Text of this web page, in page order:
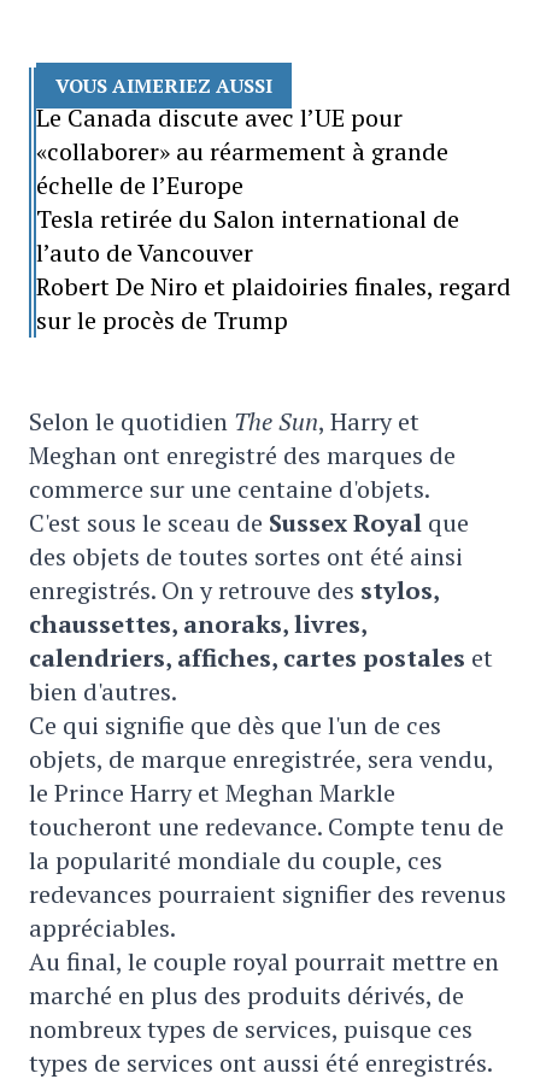
VOUS AIMERIEZ AUSSI
Le Canada discute avec l’UE pour
«collaborer» au réarmement à grande
échelle de l’Europe
Tesla retirée du Salon international de
l’auto de Vancouver
Robert De Niro et plaidoiries finales, regard
sur le procès de Trump
Selon le quotidien The Sun, Harry et
Meghan ont enregistré des marques de
commerce sur une centaine d'objets.
C'est sous le sceau de Sussex Royal que
des objets de toutes sortes ont été ainsi
enregistrés. On y retrouve des stylos,
chaussettes, anoraks, livres,
calendriers, affiches, cartes postales et
bien d'autres.
Ce qui signifie que dès que l'un de ces
objets, de marque enregistrée, sera vendu,
le Prince Harry et Meghan Markle
toucheront une redevance. Compte tenu de
la popularité mondiale du couple, ces
redevances pourraient signifier des revenus
appréciables.
Au final, le couple royal pourrait mettre en
marché en plus des produits dérivés, de
nombreux types de services, puisque ces
types de services ont aussi été enregistrés.